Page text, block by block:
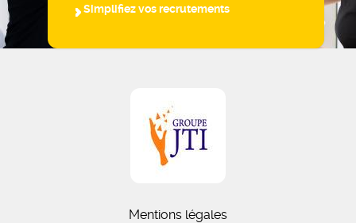
Simplifiez vos recrutements
Mentions légales